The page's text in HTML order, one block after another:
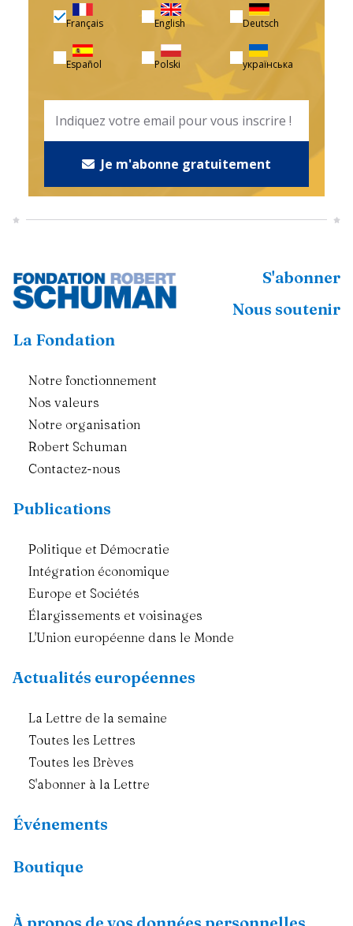
Français English Deutsch
Español Polski українська
Je m'abonne gratuitement
S'abonner
Nous soutenir
La Fondation
Notre fonctionnement
Nos valeurs
Notre organisation
Robert Schuman
Contactez-nous
Publications
Politique et Démocratie
Intégration économique
Europe et Sociétés
Élargissements et voisinages
L'Union européenne dans le Monde
Actualités européennes
La Lettre de la semaine
Toutes les Lettres
Toutes les Brèves
S'abonner à la Lettre
Événements
Boutique
Ressources